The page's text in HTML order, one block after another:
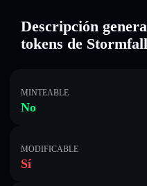
Descripción
tokens de
MINTEABLE
No
MODIFICABLE
Sí